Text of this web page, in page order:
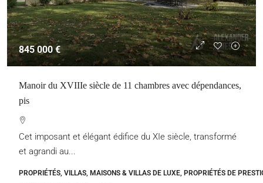
845 000 €
Manoir du XVIIIe siècle de 11 chambres avec dépendances,
pis
Cet imposant et élégant édifice du XIe siècle, transformé
et agrandi au...
PROPRIÉTÉS, VILLAS, MAISONS & VILLAS DE LUXE, PROPRIÉTÉS DE